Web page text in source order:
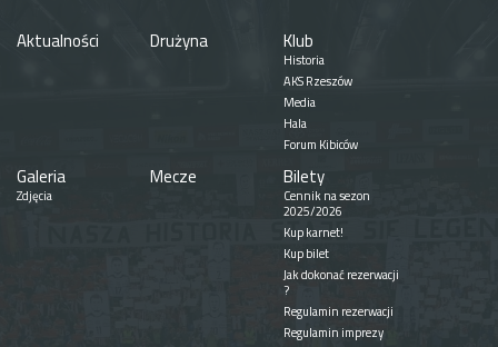
Aktualności Drużyna Klub
Historia
AKS Rzeszów
Media
Hala
Forum Kibiców
Galeria
Zdjęcia
Mecze Bilety
Cennik na sezon
2025/2026
Kup karnet!
Kup bilet
Jak dokonać rezerwacji
?
Regulamin rezerwacji
Regulamin imprezy